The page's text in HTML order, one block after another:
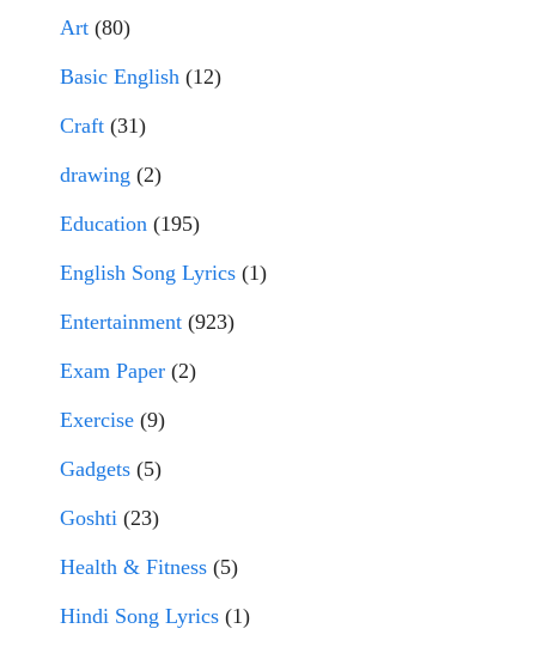
Art (80)
Basic English (12)
Craft (31)
drawing (2)
Education (195)
English Song Lyrics (1)
Entertainment (923)
Exam Paper (2)
Exercise (9)
Gadgets (5)
Goshti (23)
Health & Fitness (5)
Hindi Song Lyrics (1)